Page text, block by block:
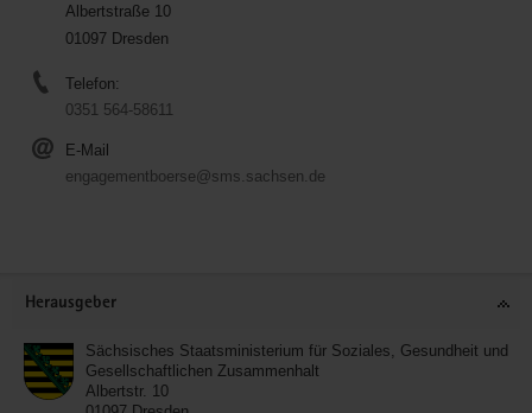
Albertstraße 10
01097 Dresden
Telefon:
0351 564-58611
E-Mail
engagementboerse@sms.sachsen.de
Herausgeber
Sächsisches Staatsministerium für Soziales, Gesundheit und
Gesellschaftlichen Zusammenhalt
Albertstr. 10